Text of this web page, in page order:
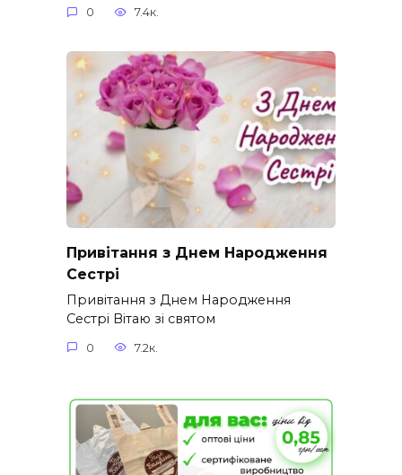
0 7.4к.
Привітання з Днем Народження
Сестрі
Привітання з Днем Народження
Сестрі Вітаю зі святом
0 7.2к.